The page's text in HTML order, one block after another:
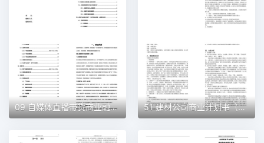
09 自媒体直播带货商业融资计划书（word+ppt配套）创业计划书word模板 51 建材公司商业计划书（word+ppt配套）创业计划书word模板